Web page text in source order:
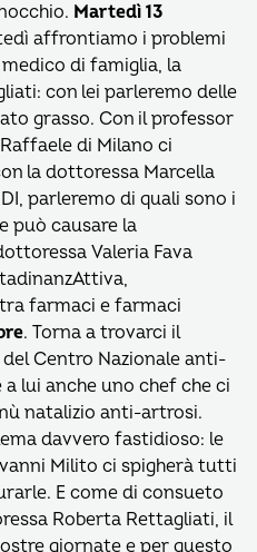
Martedì 13
affrontiamo i problemi
di famiglia, la
con lei parleremo delle
grasso. Con il professor
di Milano ci
la dottoressa Marcella
parleremo di quali sono i
può causare la
Valeria Fava
farmaci e farmaci
. Torna a trovarci il
Centro Nazionale anti-
lui anche uno chef che ci
natalizio anti-artrosi.
davvero fastidioso: le
Milito ci spigherà tutti
E come di consueto
Roberta Rettagliati, il
giornate e per questo